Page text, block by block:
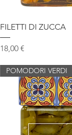
Vista rapida
FILETTI DI ZUCCA
Prezzo
18,00 €
POMODORI VERDI